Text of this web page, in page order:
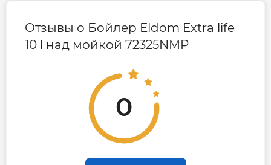
Отзывы о Бойлер Eldom Extra life
10 l над мойкой 72325NMP
0